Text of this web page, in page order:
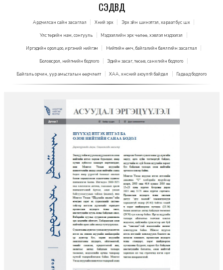
СЭДВҮҮД
Ардчилсан сайн засаглал Хүний эрх Эрх зүйн шинэтгэл, хараат бус шүүх
Улс төрийн нам, сонгууль Мэдээллийн эрх чөлөө, хэвлэл мэдээлэл
Иргэдийн оролцоо, иргэний нийгэм Нийтийн өмч, байгалийн баялгийн засаглал
Боловсрол, нийгмийн бодлого Эдийн засаг, төсөв, санхүүгийн бодлого
Байгаль орчин, уур амьсгалын өөрчлөлт ХАА, хүнсний аюулгүй байдал Гадаад бодлого